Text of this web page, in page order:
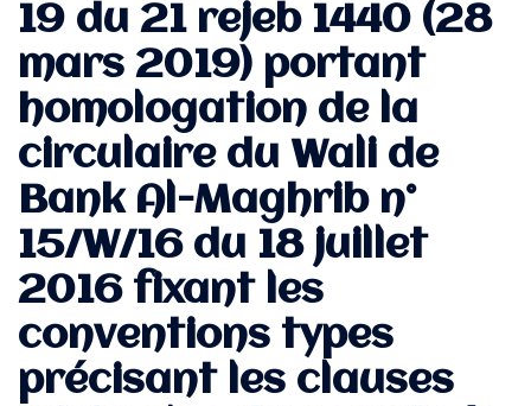
19 du 21 rejeb 1440 (28
mars 2019) portant
homologation de la
circulaire du Wali de
Bank Al-Maghrib n°
15/W/16 du 18 juillet
2016 fixant les
conventions types
précisant les clauses